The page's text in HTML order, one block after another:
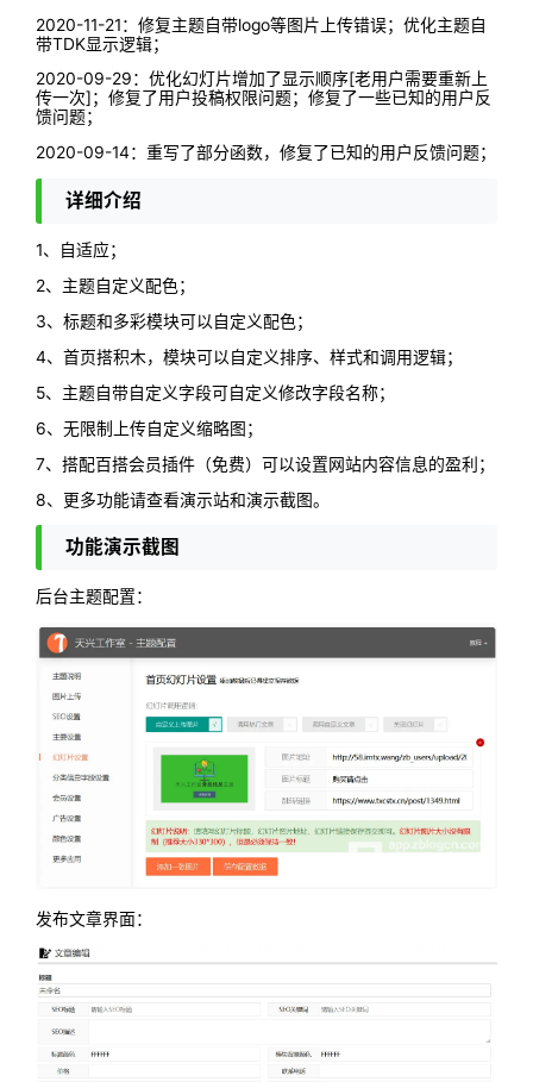
2020-11-21：修复主题自带logo等图片上传错误；优化主题自
带TDK显示逻辑；
2020-09-29：优化幻灯片增加了显示顺序[老用户需要重新上
传一次]；修复了用户投稿权限问题；修复了一些已知的用户反
馈问题；
2020-09-14：重写了部分函数，修复了已知的用户反馈问题；
详细介绍
1、自适应；
2、主题自定义配色；
3、标题和多彩模块可以自定义配色；
4、首页搭积木，模块可以自定义排序、样式和调用逻辑；
5、主题自带自定义字段可自定义修改字段名称；
6、无限制上传自定义缩略图；
7、搭配百搭会员插件（免费）可以设置网站内容信息的盈利；
8、更多功能请查看演示站和演示截图。
功能演示截图
后台主题配置：
发布文章界面：